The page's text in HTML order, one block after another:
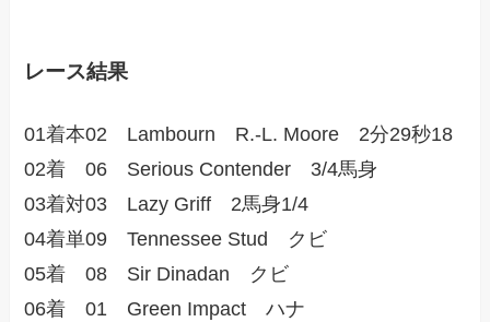
レース結果
01着本02 Lambourn R.-L. Moore 2分29秒18
02着 06 Serious Contender 3/4馬身
03着対03 Lazy Griff 2馬身1/4
04着単09 Tennessee Stud クビ
05着 08 Sir Dinadan クビ
06着 01 Green Impact ハナ